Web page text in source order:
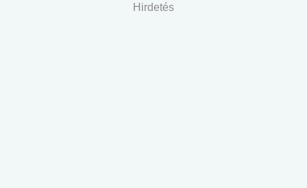
Hirdetés